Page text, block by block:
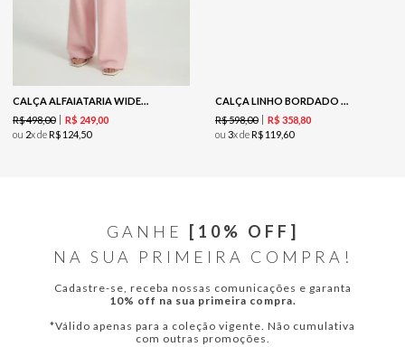
CALÇA ALFAIATARIA WIDE LEG - BLUSH
R$498,00 R$ 24900
ou 2x deR$ 124 50
CALÇA LINHO BORDADO - FOLHA
R$598,00 R$ 35880
ou 3x deR$ 119 60
GANHE
[10% OFF]
NA SUA PRIMEIRA COMPRA!
Cadastre-se, receba nossas comunicações e garanta
10% off na sua primeira compra.
*Válido apenas para a coleção vigente. Não cumulativa
com outras promoções.